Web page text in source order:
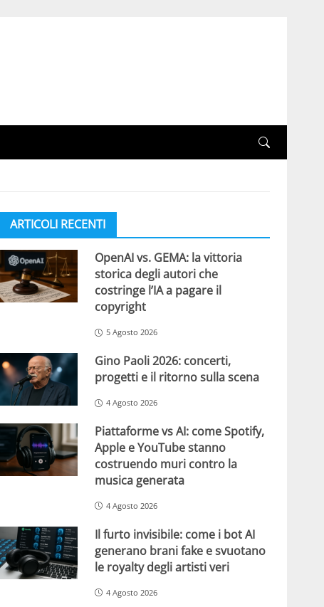
ARTICOLI RECENTI
OpenAI vs. GEMA: la vittoria
storica degli autori che
costringe l’IA a pagare il
copyright
5 Agosto 2026
Gino Paoli 2026: concerti,
progetti e il ritorno sulla scena
4 Agosto 2026
Piattaforme vs AI: come Spotify,
Apple e YouTube stanno
costruendo muri contro la
musica generata
4 Agosto 2026
Il furto invisibile: come i bot AI
generano brani fake e svuotano
le royalty degli artisti veri
4 Agosto 2026